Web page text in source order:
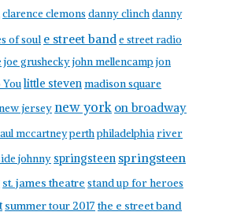
clarence clemons danny clinchdanny
of soul e street band e street radio
joe grusheckyjohn mellencamp jon
Youlittle stevenmadison square
jerseynew york on broadway
mccartneyperthphiladelphiariver
johnny springsteen springsteen
st. james theatre stand up for heroes
summer tour 2017 the e street band